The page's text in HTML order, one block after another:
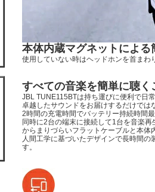
本体内蔵マグネットによる
使用していない時はヘッドホンを首ま
すべての音楽を簡単に聴く
JBL TUNE115BTは持ち運びに便利で日
卓越したサウンドをお届けするだけでは
2時間の充電時間でバッテリー持続時間
同時に2台の端末に接続して1台を音楽
からまりづらいフラットケーブルと本
人間工学に基づいたデザインで長時間
す。